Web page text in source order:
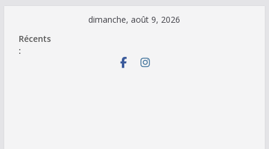
contenu
dimanche, août 9, 2026
Récents
: